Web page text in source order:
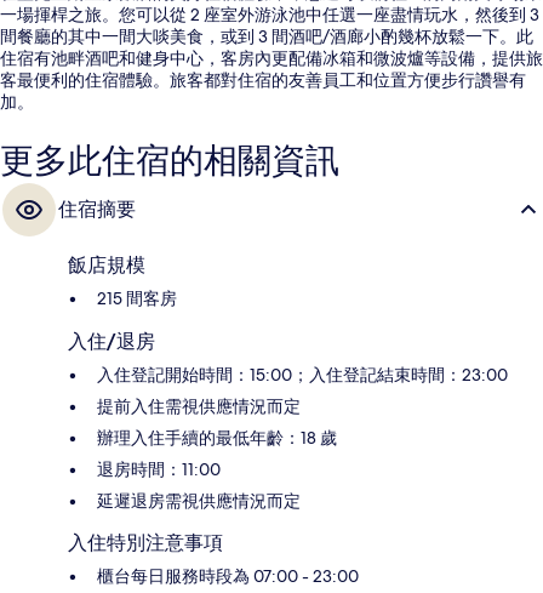
一場揮桿之旅。您可以從 2 座室外游泳池中任選一座盡情玩水，然後到 3
間餐廳的其中一間大啖美食，或到 3 間酒吧/酒廊小酌幾杯放鬆一下。此
住宿有池畔酒吧和健身中心，客房內更配備冰箱和微波爐等設備，提供旅
客最便利的住宿體驗。旅客都對住宿的友善員工和位置方便步行讚譽有
加。
更多此住宿的相關資訊
住宿摘要
飯店規模
215 間客房
入住/退房
入住登記開始時間：15:00；入住登記結束時間：23:00
提前入住需視供應情況而定
辦理入住手續的最低年齡：18 歲
退房時間：11:00
延遲退房需視供應情況而定
入住特別注意事項
櫃台每日服務時段為 07:00 - 23:00